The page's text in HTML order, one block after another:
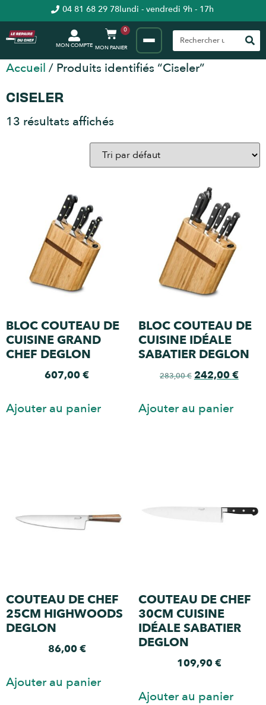
04 81 68 29 78lundi - vendredi 9h - 17h
MON COMPTE
0
Accueil / Produits identifiés “Ciseler”
CISELER
13 résultats affichés
BLOC COUTEAU DE
CUISINE GRAND
CHEF DEGLON
607,00€
Ajouter au panier
BLOC COUTEAU DE
CUISINE IDÉALE
SABATIER DEGLON
283,00€ 242,00€
Ajouter au panier
COUTEAU DE CHEF
25CM HIGHWOODS
DEGLON
86,00€
Ajouter au panier
COUTEAU DE CHEF
30CM CUISINE
IDÉALE SABATIER
DEGLON
109,90€
Ajouter au panier